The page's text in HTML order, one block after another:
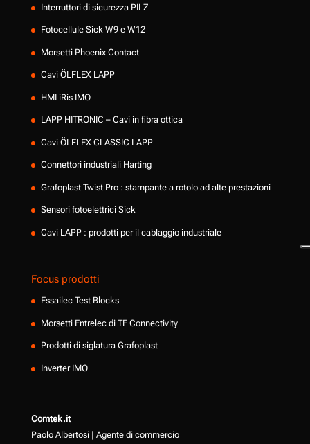
Interruttori di sicurezza PILZ
Fotocellule Sick W9 e W12
Morsetti Phoenix Contact
Cavi ÖLFLEX LAPP
HMI iRis IMO
LAPP HITRONIC – Cavi in fibra ottica
Cavi ÖLFLEX CLASSIC LAPP
Connettori industriali Harting
Grafoplast Twist Pro : stampante a rotolo ad alte prestazioni
Sensori fotoelettrici Sick
Cavi LAPP : prodotti per il cablaggio industriale
Focus prodotti
Essailec Test Blocks
Morsetti Entrelec di TE Connectivity
Prodotti di siglatura Grafoplast
Inverter IMO
Comtek.it
Paolo Albertosi | Agente di commercio